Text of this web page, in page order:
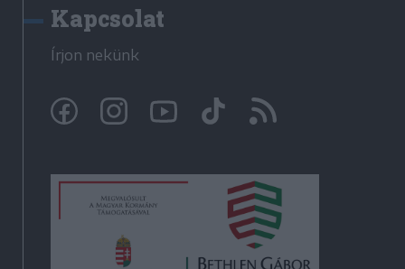
Kapcsolat
Írjon nekünk